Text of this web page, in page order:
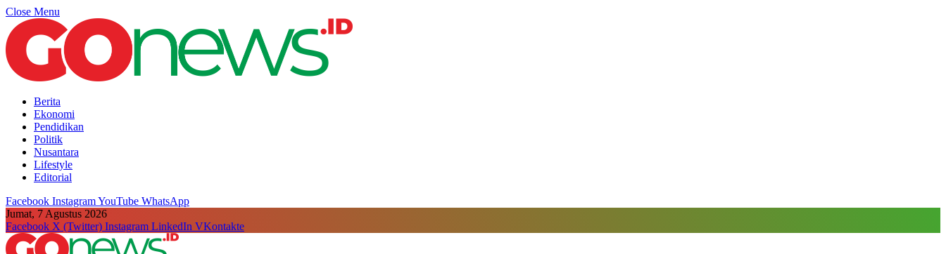
Close Menu
Berita
Ekonomi
Pendidikan
Politik
Nusantara
Lifestyle
Editorial
Facebook InstagramYouTube WhatsApp
Jumat, 7 Agustus 2026
Facebook X (Twitter) Instagram LinkedIn VKontakte